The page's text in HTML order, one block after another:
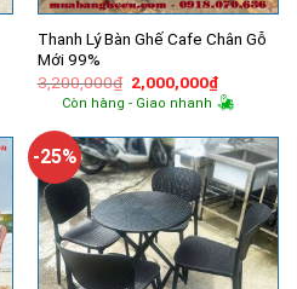
Thanh Lý Bàn Ghế Cafe Chân Gỗ
Mới 99%
3,200,000₫ Giá
gốc
là:
2,000,000₫Giá
hiện
tại
Còn hàng - Giao nhanh
-25%